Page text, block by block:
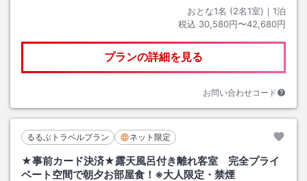
おとな1名 (2名1室)｜ 1泊
税込 30,580円〜42,680円
プランの詳細を見る
お問い合わせコード
るるぶトラベルプラン ネット限定
★事前カード決済★露天風呂付き離れ客室 完全プライ
ベート空間で朝夕お部屋食！※大人限定・禁煙